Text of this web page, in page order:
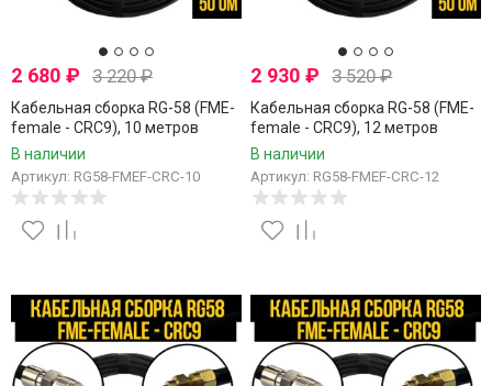
2 680 ₽ 3 220₽
Кабельная сборка RG-58 (FME-
female - CRC9), 10 метров
В наличии
Артикул: RG58-FMEF-CRC-10
2 930₽ 3 520₽
Кабельная сборка RG-58 (FME-
female - CRC9), 12 метров
В наличии
Артикул: RG58-FMEF-CRC-12